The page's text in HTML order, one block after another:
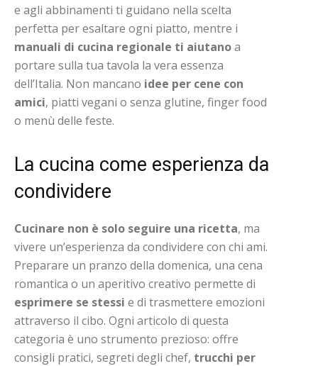
e agli abbinamenti ti guidano nella scelta
perfetta per esaltare ogni piatto, mentre i
manuali di cucina regionale ti aiutanoa
portare sulla tua tavola la vera essenza
dell’Italia. Non mancano idee per cene con
amici, piatti vegani o senza glutine, finger food
o menù delle feste.
La cucina come esperienza da
condividere
Cucinare non è solo seguire una ricetta, ma
vivere un’esperienza da condividere con chi ami.
Preparare un pranzo della domenica, una cena
romantica o un aperitivo creativo permette di
esprimere se stessi e di trasmettere emozioni
attraverso il cibo. Ogni articolo di questa
categoria è uno strumento prezioso: offre
consigli pratici, segreti degli chef, trucchi per